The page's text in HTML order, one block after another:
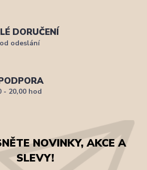
DORUČENÍ
odeslání
- 20,00 hod
NOVINKY, AKCE A
SLEVY!